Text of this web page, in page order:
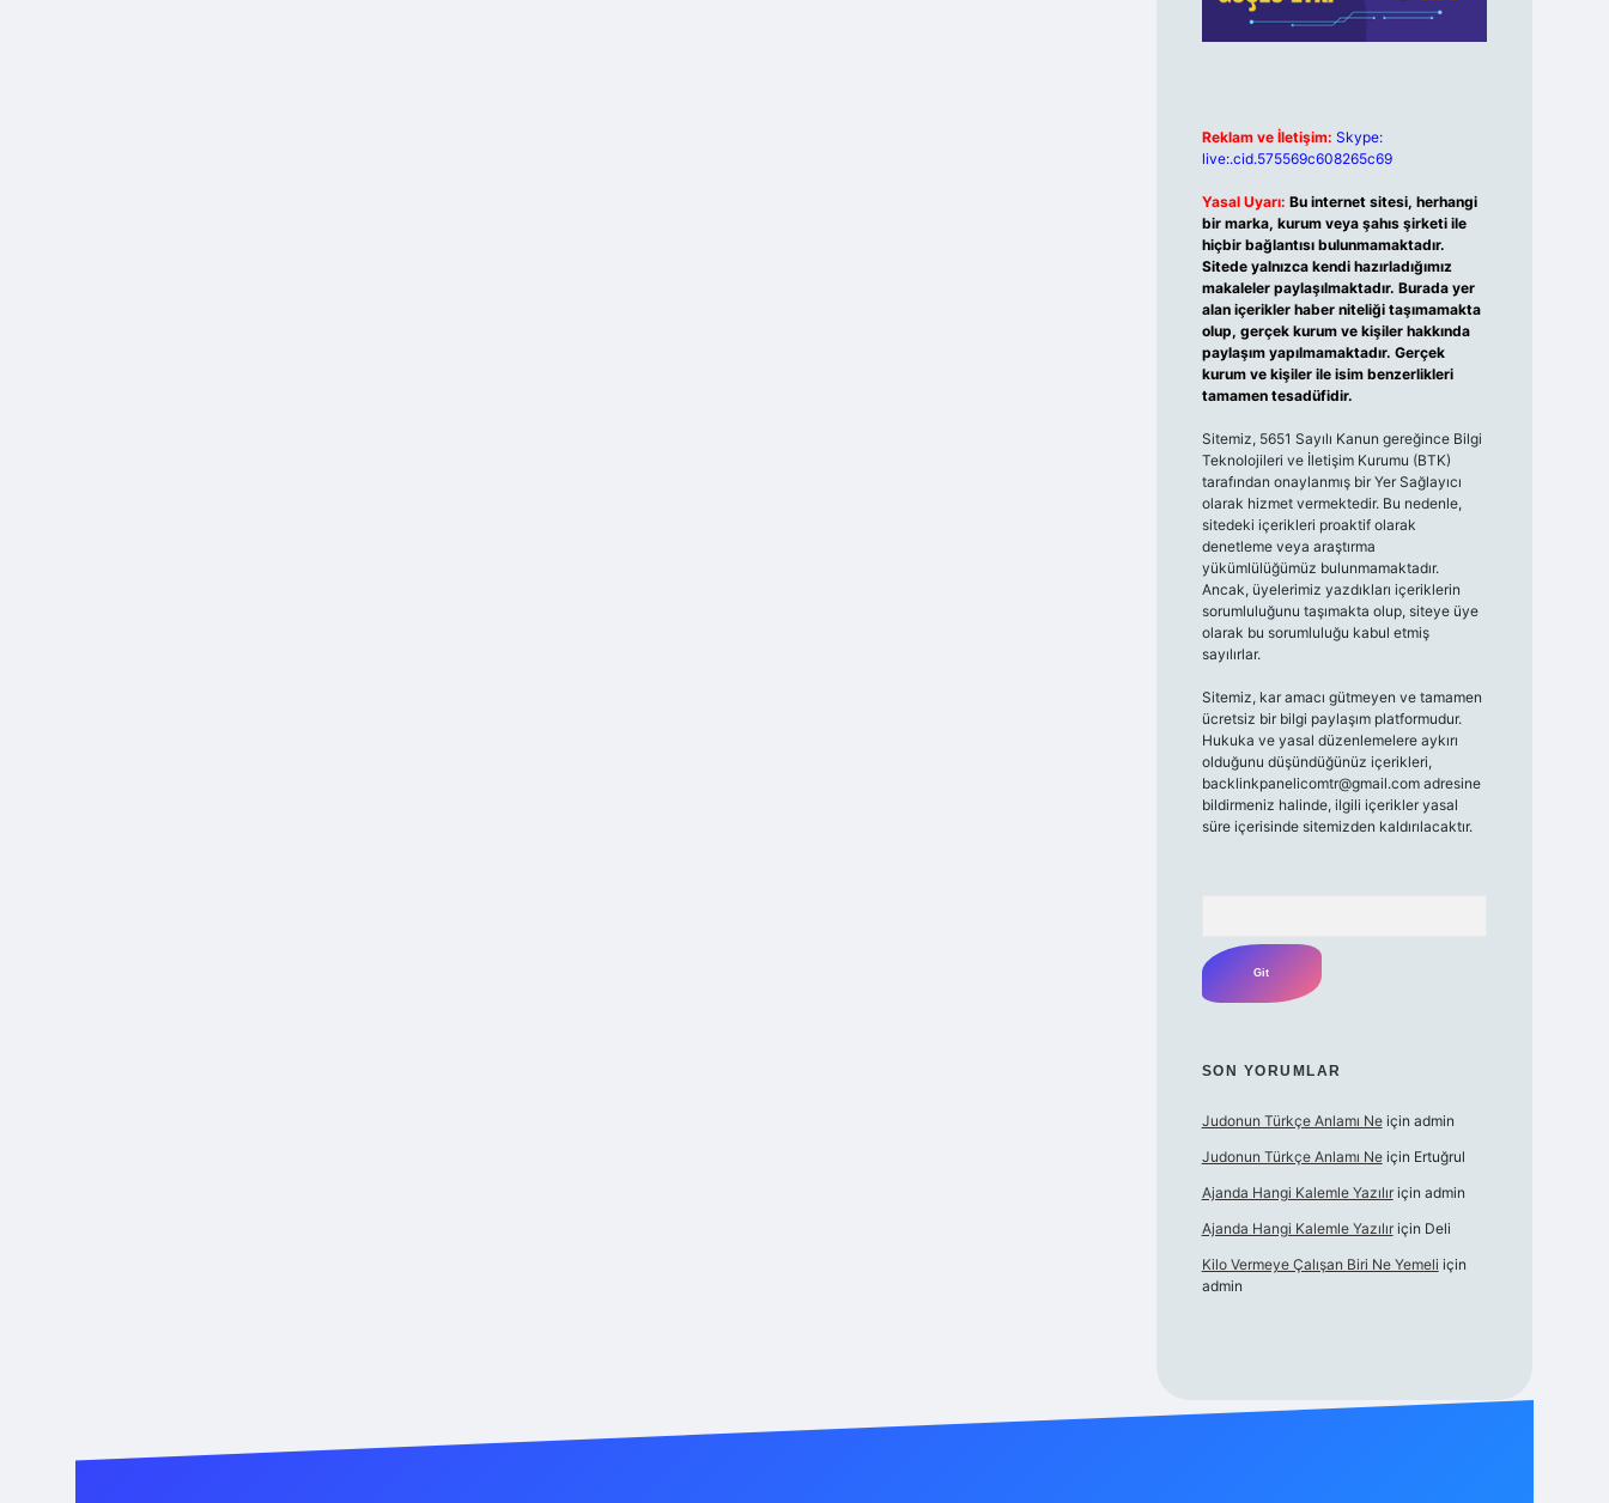
Reklam ve İletişim: Skype:
live:.cid.575569c608265c69
Yasal Uyarı: Bu internet sitesi, herhangi
bir marka, kurum veya şahıs şirketi ile
hiçbir bağlantısı bulunmamaktadır.
Sitede yalnızca kendi hazırladığımız
makaleler paylaşılmaktadır. Burada yer
alan içerikler haber niteliği taşımamakta
olup, gerçek kurum ve kişiler hakkında
paylaşım yapılmamaktadır. Gerçek
kurum ve kişiler ile isim benzerlikleri
tamamen tesadüfidir.
Sitemiz, 5651 Sayılı Kanun gereğince Bilgi
Teknolojileri ve İletişim Kurumu (BTK)
tarafından onaylanmış bir Yer Sağlayıcı
olarak hizmet vermektedir. Bu nedenle,
sitedeki içerikleri proaktif olarak
denetleme veya araştırma
yükümlülüğümüz bulunmamaktadır.
Ancak, üyelerimiz yazdıkları içeriklerin
sorumluluğunu taşımakta olup, siteye üye
olarak bu sorumluluğu kabul etmiş
sayılırlar.
Sitemiz, kar amacı gütmeyen ve tamamen
ücretsiz bir bilgi paylaşım platformudur.
Hukuka ve yasal düzenlemelere aykırı
olduğunu düşündüğünüz içerikleri,
backlinkpanelicomtr@gmail.comadresine
bildirmeniz halinde, ilgili içerikler yasal
süre içerisinde sitemizden kaldırılacaktır.
SON YORUMLAR
Judonun Türkçe Anlamı Neiçin admin
Judonun Türkçe Anlamı Neiçin Ertuğrul
Ajanda Hangi Kalemle Yazılıriçin admin
Ajanda Hangi Kalemle Yazılıriçin Deli
Kilo Vermeye Çalışan Biri Ne Yemeli için
admin